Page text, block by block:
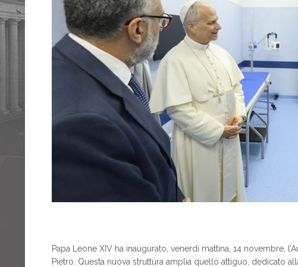
Papa Leone XIV ha inaugurato, venerdì mattina, 14 novembre,
Pietro. Questa nuova struttura amplia quello attiguo, dedicato